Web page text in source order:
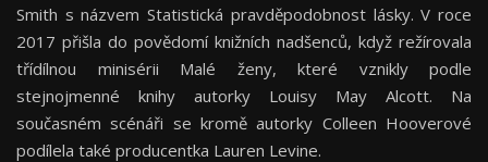
Smith s názvem Statistická pravděpodobnost lásky. V roce
2017 přišla do povědomí knižních nadšenců, když režírovala
třídílnou minisérii Malé ženy, které vznikly podle
stejnojmenné knihy autorky Louisy May Alcott. Na
současném scénáři se kromě autorky Colleen Hooverové
podílela také producentka Lauren Levine.